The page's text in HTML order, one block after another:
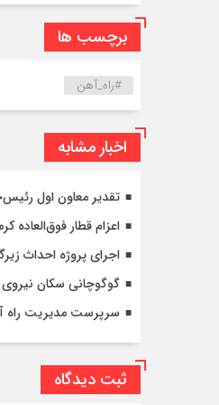
برچسب ها
#راه_آهن
اخبار مشابه
تقدیر معاون اول
اعزام قطار فوق‌العاده
اجرای پروژه احداث
گوگوچانی سکان
سرپرست مدیریت راه
ثبت دیدگاه